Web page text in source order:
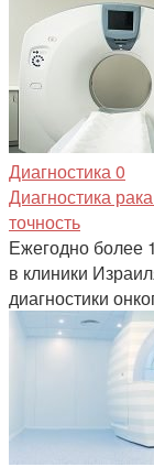
Диагностика0
Диагностика
точность
Ежегодно более
в клиники
диагностики